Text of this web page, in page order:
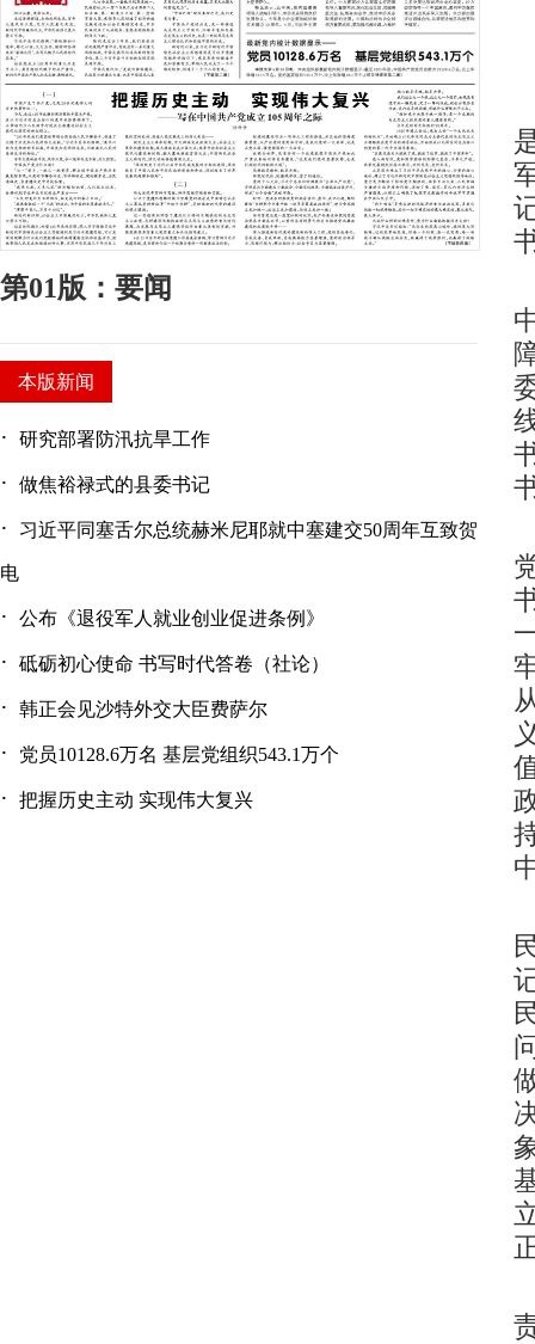
第01版：要闻
本版新闻
· 研究部署防汛抗旱工作
· 做焦裕禄式的县委书记
· 习近平同塞舌尔总统赫米尼耶就中塞建交50周年互致贺
电
· 公布《退役军人就业创业促进条例》
· 砥砺初心使命 书写时代答卷（社论）
· 韩正会见沙特外交大臣费萨尔
· 党员10128.6万名 基层党组织543.1万个
· 把握历史主动 实现伟大复兴